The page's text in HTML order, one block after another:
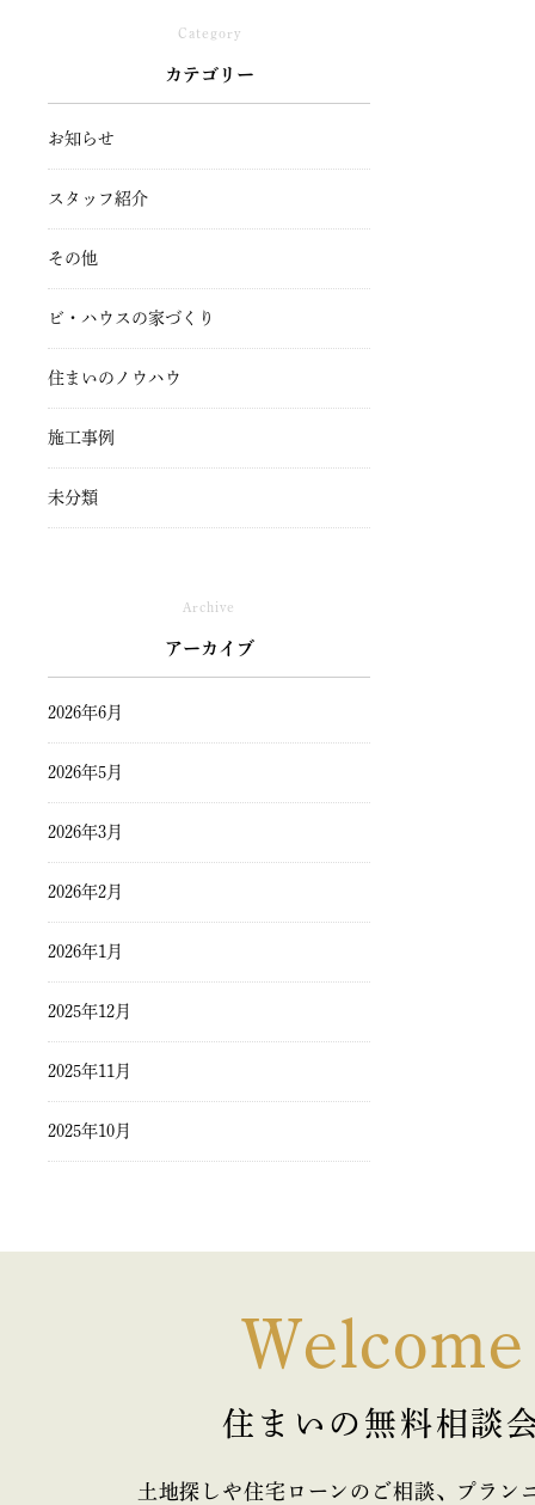
Category
カテゴリー
お知らせ
スタッフ紹介
その他
ビ・ハウスの家づくり
住まいのノウハウ
施工事例
未分類
Archive
アーカイブ
2026年6月
2026年5月
2026年3月
2026年2月
2026年1月
2025年12月
2025年11月
2025年10月
2025年8月
Welcome
住まいの無料相談
土地探しや住宅ローンのご相談、プラン